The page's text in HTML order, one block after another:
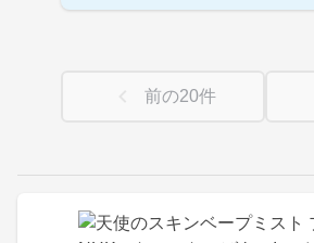
前の20件